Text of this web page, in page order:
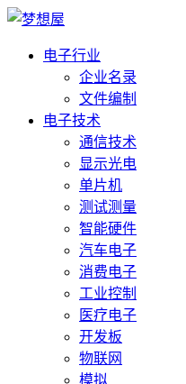
电子行业
企业名录
文件编制
电子技术
通信技术
显示光电
单片机
测试测量
智能硬件
汽车电子
消费电子
工业控制
医疗电子
开发板
物联网
模拟